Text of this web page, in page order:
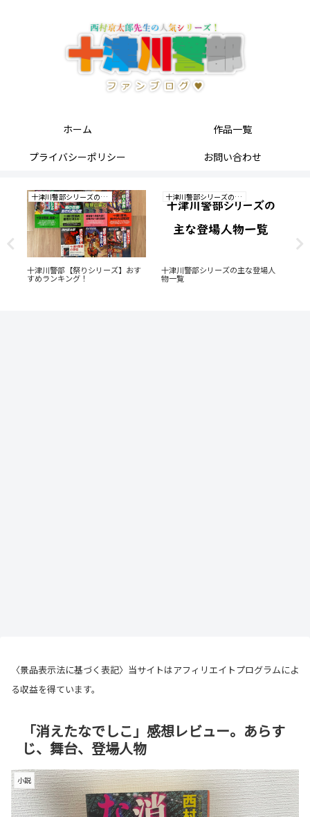
ホーム
作品一覧
プライバシーポリシー
お問い合わせ
十津川警部シリーズの研究
十津川警部【祭りシリーズ】おす
すめランキング！
十津川警部シリーズの研究
十津川警部シリーズの主な登場人
物一覧
〈景品表示法に基づく表記〉当サイトはアフィリエイトプログラムによ
る収益を得ています。
「消えたなでしこ」感想レビュー。あらす
じ、舞台、登場人物
小説